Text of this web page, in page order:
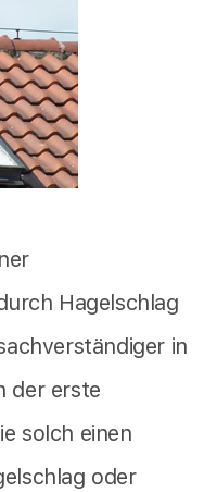
Hagelschlag
in
der erste
solch einen
oder